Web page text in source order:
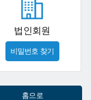
법인회원
비밀번호 찾기
홈으로